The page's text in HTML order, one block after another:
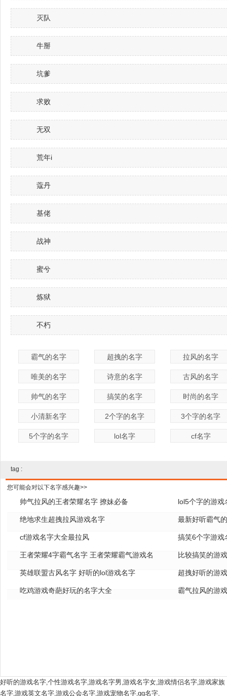
灭队
牛掰
坑爹
求败
无双
荒年i
蔻丹
基佬
战神
蜜兮
炼狱
不朽
霸气的名字 超拽的名字 拉风的名字
唯美的名字 诗意的名字 古风的名字
帅气的名字 搞笑的名字 时尚的名字
小清新名字 2个字的名字 3个字的名字
5个字的名字 lol名字 cf名字
tag :
您可能会对以下名字感兴趣>>
帅气拉风的王者荣耀名字 撩妹必备 lol5个字的游
全
绝地求生超拽拉风游戏名字 最新好听霸气
cf游戏名字大全最拉风 搞笑6个字游戏
王者荣耀4字霸气名字 王者荣耀霸气游戏名
字
比较搞笑的游
英雄联盟古风名字 好听的lol游戏名字 超拽好听的游
吃鸡游戏奇葩好玩的名字大全 霸气拉风的游
好听的游戏名字,个性游戏名字,游戏名字男 ,游戏名字女,游戏情侣名字,游戏家族
名字,游戏英文名字,游戏公会名字,游戏宠物名字,qq名字,